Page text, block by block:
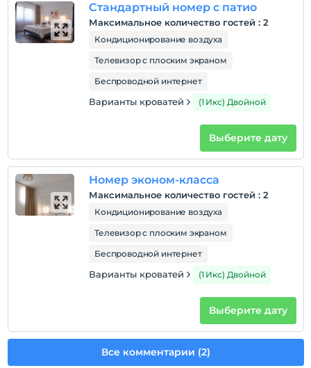
Стандартный номер с патио
Максимальное количество гостей : 2
Кондиционирование воздуха
Телевизор с плоским экраном
Беспроводной интернет
Варианты кроватей (1 Икс) Двойной
Выберите дату
Номер эконом-класса
Максимальное количество гостей : 2
Кондиционирование воздуха
Телевизор с плоским экраном
Беспроводной интернет
Варианты кроватей (1 Икс) Двойной
Выберите дату
Все комментарии (2)